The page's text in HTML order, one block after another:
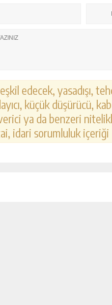
edecek, yasadışı,
küçük düşürücü,
ya da benzeri
idari sorumluluk